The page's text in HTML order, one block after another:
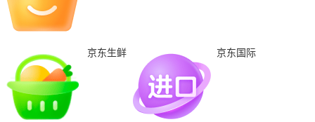
京东生鲜 京东国际